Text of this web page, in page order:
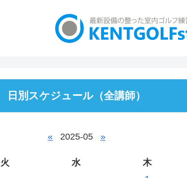
日別スケジュール（全講師）
« 2025-05 »
火 水 木